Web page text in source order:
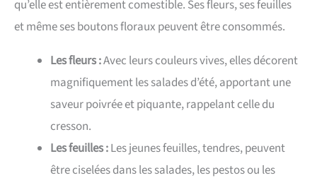
qu’elle est entièrement comestible. Ses fleurs, ses feuilles
et même ses boutons floraux peuvent être consommés.
Les fleurs :Avec leurs couleurs vives, elles décorent
magnifiquement les salades d’été, apportant une
saveur poivrée et piquante, rappelant celle du
cresson.
Les feuilles :Les jeunes feuilles, tendres, peuvent
être ciselées dans les salades, les pestos ou les